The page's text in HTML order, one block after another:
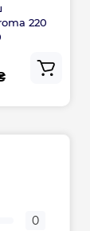
220
0